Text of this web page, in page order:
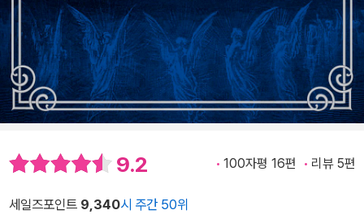
9.2 100자평 16편 리뷰 5편
세일즈포인트 9,340시 주간 50위